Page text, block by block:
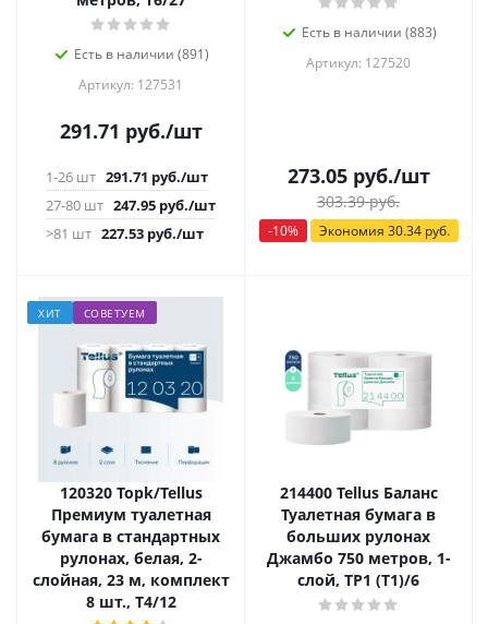
Есть в наличии (891)
Артикул: 127531
291.71 руб./шт
1-26 шт 291.71 руб./шт
27-80 шт 247.95 руб./шт
>81 шт 227.53 руб./шт
Есть в наличии (883)
Артикул: 127520
273.05руб./шт
303.39руб.
-10% Экономия 30.34руб.
ХИТ СОВЕТУЕМ
120320 Toрk/Tellus
Премиум туалетная
бумага в стандартных
рулонах, белая, 2-
слойная, 23 м, комплект
8 шт., Т4/12
214400 Tellus Баланс
Туалетная бумага в
больших рулонах
Джамбо 750 метров, 1-
слой, ТР1 (Т1)/6